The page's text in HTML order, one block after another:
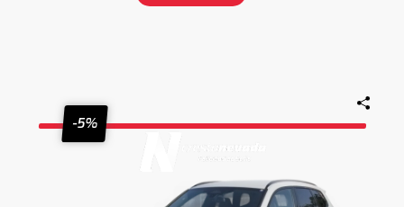
-5%